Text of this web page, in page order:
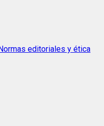
editoriales y ética